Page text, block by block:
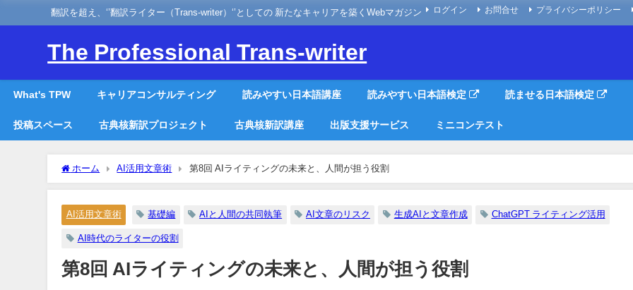
翻訳を超え、‘’翻訳ライター（Trans-writer）‘’としての 新たなキャリアを築くWebマガジン ログイン お問合せ プライバシーポリシー
The Professional Trans-writer
What's TPW キャリアコンサルティング 読みやすい日本語講座 読みやすい日本語検定 読ませる日本語検定
投稿スペース 古典核新訳プロジェクト 古典核新訳講座 出版支援サービス ミニコンテスト
ホーム AI活用文章術 第8回 AIライティングの未来と、人間が担う役割
AI活用文章術 基礎編 AIと人間の共同執筆 AI文章のリスク 生成AIと文章作成 ChatGPT ライティング活用
AI時代のライターの役割
第8回 AIライティングの未来と、人間が担う役割